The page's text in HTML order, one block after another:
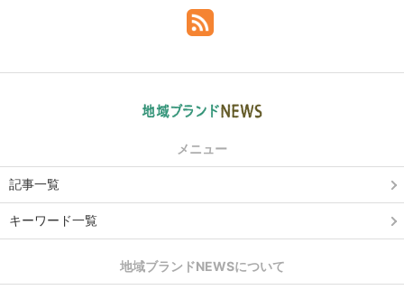
メニュー
記事一覧
キーワード一覧
地域ブランドNEWSについて